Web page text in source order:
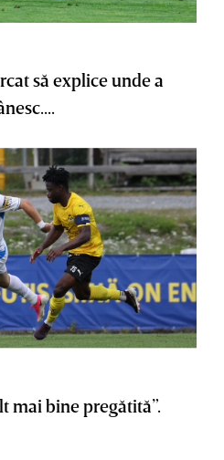
să explice unde a
mai bine pregătită”.